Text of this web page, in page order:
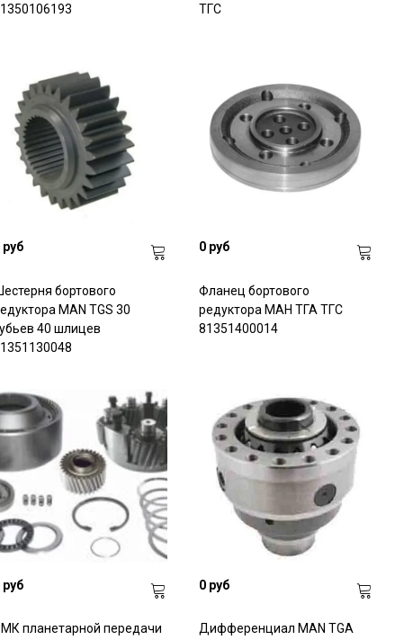
ТГС
руб
бортового
MAN TGS 30
40 шлицев
0 руб
Фланец бортового
редуктора МАН ТГА ТГС
81351400014
руб
планетарной передачи
0 руб
Дифференциал MAN TGA